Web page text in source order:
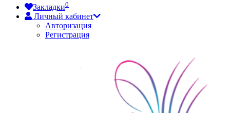
Закладки0
Личный кабинет
Авторизация
Регистрация